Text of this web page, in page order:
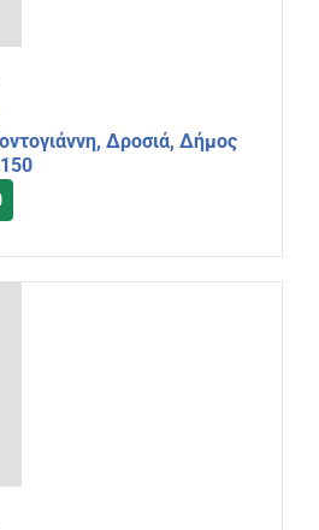
Δροσιά, Δήμος